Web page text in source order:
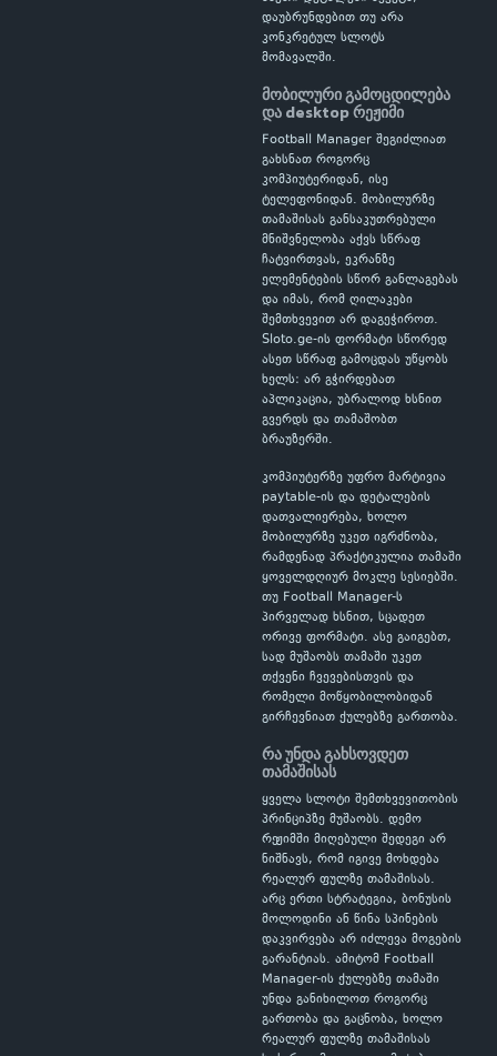
დაუბრუნდებით თუ არა
კონკრეტულ სლოტს
მომავალში.
მობილური გამოცდილება
და desktop რეჟიმი
Football Manager შეგიძლიათ
გახსნათ როგორც
კომპიუტერიდან, ისე
ტელეფონიდან. მობილურზე
თამაშისას განსაკუთრებული
მნიშვნელობა აქვს სწრაფ
ჩატვირთვას, ეკრანზე
ელემენტების სწორ განლაგებას
და იმას, რომ ღილაკები
შემთხვევით არ დაგეჭიროთ.
Sloto.ge-ის ფორმატი სწორედ
ასეთ სწრაფ გამოცდას უწყობს
ხელს: არ გჭირდებათ
აპლიკაცია, უბრალოდ ხსნით
გვერდს და თამაშობთ
ბრაუზერში.
კომპიუტერზე უფრო მარტივია
paytable-ის და დეტალების
დათვალიერება, ხოლო
მობილურზე უკეთ იგრძნობა,
რამდენად პრაქტიკულია თამაში
ყოველდღიურ მოკლე სესიებში.
თუ Football Manager-ს
პირველად ხსნით, სცადეთ
ორივე ფორმატი. ასე გაიგებთ,
სად მუშაობს თამაში უკეთ
თქვენი ჩვევებისთვის და
რომელი მოწყობილობიდან
გირჩევნიათ ქულებზე გართობა.
რა უნდა გახსოვდეთ
თამაშისას
ყველა სლოტი შემთხვევითობის
პრინციპზე მუშაობს. დემო
რეჟიმში მიღებული შედეგი არ
ნიშნავს, რომ იგივე მოხდება
რეალურ ფულზე თამაშისას.
არც ერთი სტრატეგია, ბონუსის
მოლოდინი ან წინა სპინების
დაკვირვება არ იძლევა მოგების
გარანტიას. ამიტომ Football
Manager-ის ქულებზე თამაში
უნდა განიხილოთ როგორც
გართობა და გაცნობა, ხოლო
რეალურ ფულზე თამაშისას